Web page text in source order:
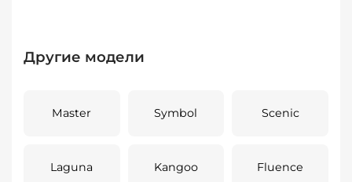
Другие модели
Master Symbol Scenic
Laguna Kangoo Fluence